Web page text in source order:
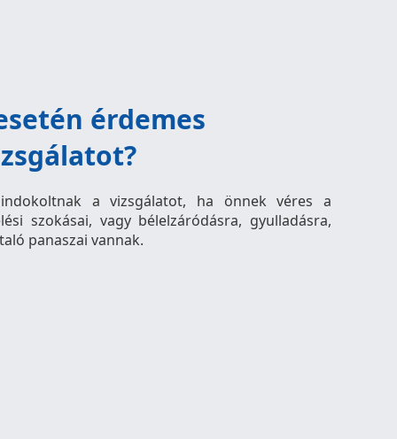
érdemes
a vizsgálatot, ha önnek véres a
szokásai, vagy bélelzáródásra, gyulladásra,
panaszai vannak.